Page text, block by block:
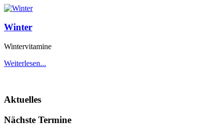
Winter
Wintervitamine
Weiterlesen...
Aktuelles
Nächste Termine